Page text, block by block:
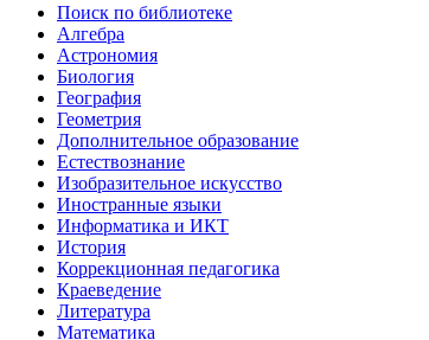
Поиск по библиотеке
Алгебра
Астрономия
Биология
География
Геометрия
Дополнительное образование
Естествознание
Изобразительное искусство
Иностранные языки
Информатика и ИКТ
История
Коррекционная педагогика
Краеведение
Литература
Математика